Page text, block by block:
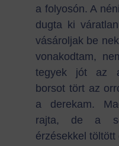
a folyosón. A
dugta ki
vásároljak be
vonakodtam,
tegyek jót az
borsot tört az
a derekam.
rajta, de a
érzésekkel töltött